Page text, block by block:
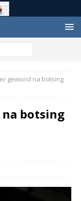
gewond na botsing
botsing